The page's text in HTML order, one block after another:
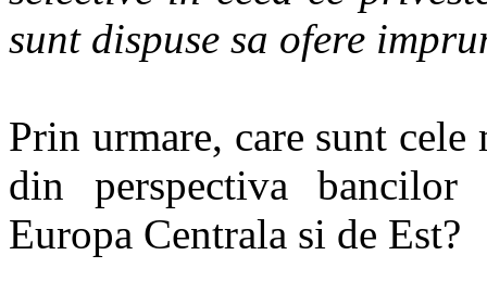
sunt dispuse sa ofere
Prin urmare, care sunt
din perspectiva
Europa Centrala si de Est?